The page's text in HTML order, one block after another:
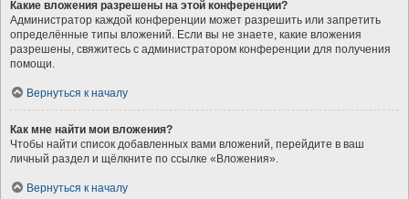
Какие вложения разрешены на этой конференции?
Администратор каждой конференции может разрешить или запретить
определённые типы вложений. Если вы не знаете, какие вложения
разрешены, свяжитесь с администратором конференции для получения
помощи.
Вернуться к началу
Как мне найти мои вложения?
Чтобы найти список добавленных вами вложений, перейдите в ваш
личный раздел и щёлкните по ссылке «Вложения».
Вернуться к началу